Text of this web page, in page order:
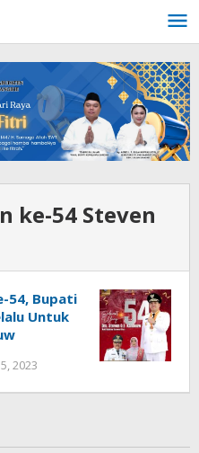
ke-54 Steven
54, Bupati
Untuk
2023